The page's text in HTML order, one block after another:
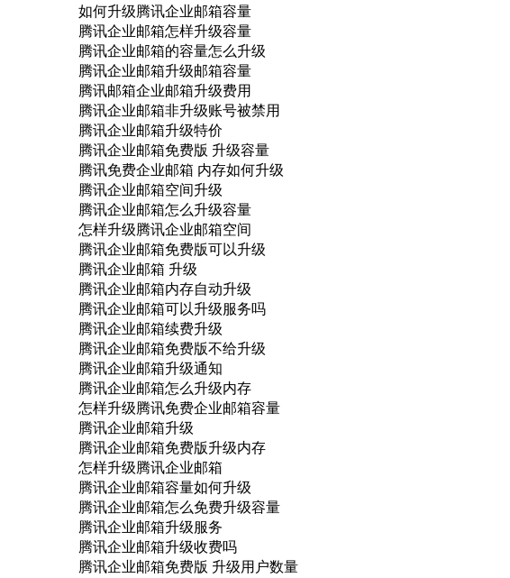
如何升级腾讯企业邮箱容量
腾讯企业邮箱怎样升级容量
腾讯企业邮箱的容量怎么升级
腾讯企业邮箱升级邮箱容量
腾讯邮箱企业邮箱升级费用
腾讯企业邮箱非升级账号被禁用
腾讯企业邮箱升级特价
腾讯企业邮箱免费版 升级容量
腾讯免费企业邮箱 内存如何升级
腾讯企业邮箱空间升级
腾讯企业邮箱怎么升级容量
怎样升级腾讯企业邮箱空间
腾讯企业邮箱免费版可以升级
腾讯企业邮箱 升级
腾讯企业邮箱内存自动升级
腾讯企业邮箱可以升级服务吗
腾讯企业邮箱续费升级
腾讯企业邮箱免费版不给升级
腾讯企业邮箱升级通知
腾讯企业邮箱怎么升级内存
怎样升级腾讯免费企业邮箱容量
腾讯企业邮箱升级
腾讯企业邮箱免费版升级内存
怎样升级腾讯企业邮箱
腾讯企业邮箱容量如何升级
腾讯企业邮箱怎么免费升级容量
腾讯企业邮箱升级服务
腾讯企业邮箱升级收费吗
腾讯企业邮箱免费版 升级用户数量